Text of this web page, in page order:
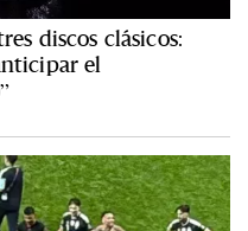
discos clásicos:
el